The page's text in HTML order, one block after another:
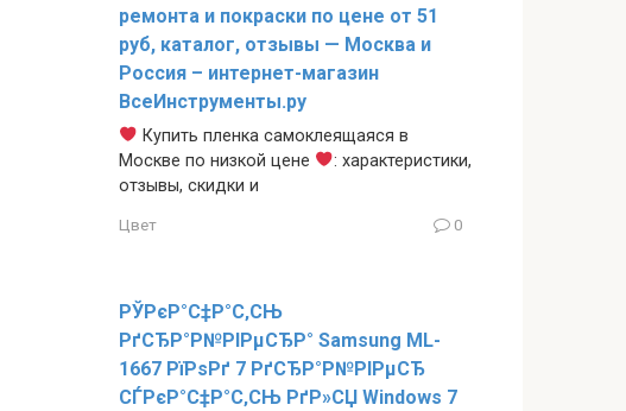
ремонта и покраски по цене от 51
руб, каталог, отзывы — Москва и
Россия – интернет-магазин
ВсеИнструменты.ру
Купить пленка самоклеящаяся в
Москве по низкой цене
: характеристики,
отзывы, скидки и
Цвет 0
РЎРєР°С‡Р°С‚СЊ
РґСЂР°Р№РІРµСЂР° Samsung ML-
1667 РїРѕРґ 7 РґСЂР°Р№РІРµСЂ
СЃРєР°С‡Р°С‚СЊ РґР»СЏ Windows 7